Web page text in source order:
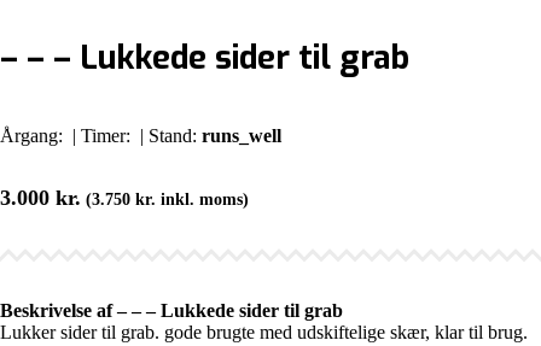
– – – Lukkede sider til grab
Årgang: | Timer: | Stand: runs_well
3.000 kr. (3.750 kr. inkl. moms)
Beskrivelse af – – – Lukkede sider til grab
Lukker sider til grab. gode brugte med udskiftelige skær, klar til brug.